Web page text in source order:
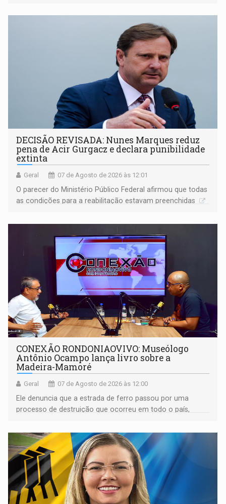
DECISÃO REVISADA: Nunes Marques reduz
pena de Acir Gurgacz e declara punibilidade
extinta
Geral 07 de Agosto de 2026 às 12:01
O parecer do Ministério Público Federal afirmou que todas
as condições para a reabilitação estavam preenchidas
CONEXÃO RONDONIAOVIVO: Museólogo
Antônio Ocampo lança livro sobre a
Madeira-Mamoré
Geral 07 de Agosto de 2026 às 12:00
Ele denuncia que a estrada de ferro passou por uma
processo de destruição que ocorreu em todo o país,